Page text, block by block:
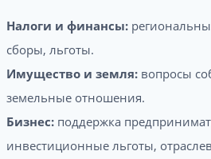
Налоги и финансы:
сборы, льготы.
Имущество и земля: вопросы
земельные отношения.
Бизнес: поддержка
инвестиционные льготы,